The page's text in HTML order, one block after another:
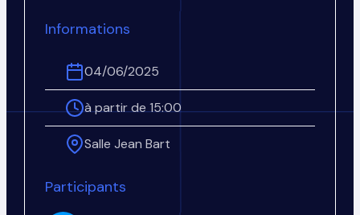
Informations
04/06/2025
à partir de 15:00
Salle Jean Bart
Participants